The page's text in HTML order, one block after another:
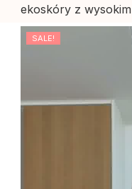
ekoskóry z wysokim
SALE!